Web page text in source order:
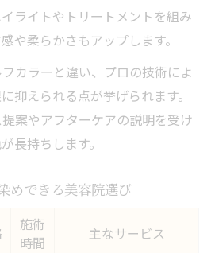
ライトやトリートメントを組み
や柔らかさもアップします。
カラーと違い、プロの技術によ
抑えられる点が挙げられます。
案やアフターケアの説明を受け
長持ちします。
めできる美容院選び
施術
時間
主なサービス